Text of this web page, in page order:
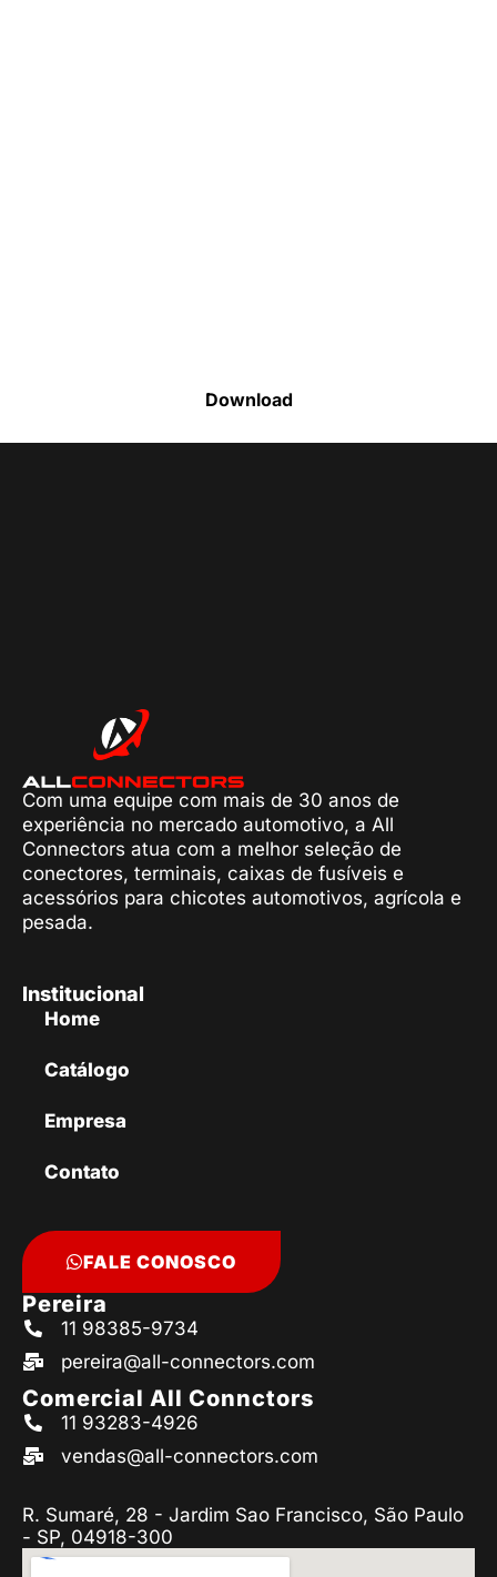
Download
Com uma equipe com mais de 30 anos de
experiência no mercado automotivo, a All
Connectors atua com a melhor seleção de
conectores, terminais, caixas de fusíveis e
acessórios para chicotes automotivos, agrícola e
pesada.
Institucional
Home
Catálogo
Empresa
Contato
FALE CONOSCO
Pereira
11 98385-9734
pereira@all-connectors.com
Comercial All Connctors
11 93283-4926
vendas@all-connectors.com
R. Sumaré, 28 - Jardim Sao Francisco, São Paulo
- SP, 04918-300